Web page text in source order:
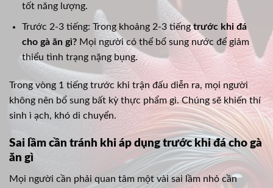
tốt năng lượng.
Trước 2-3 tiếng: Trong khoảng 2-3 tiếngtrước khi đá
cho gà ăn gì?Mọi người có thể bổ sung nước để giảm
thiểu tình trạng nặng bụng.
Trong vòng 1 tiếng trước khi trận đấu diễn ra, mọi người
không nên bổ sung bất kỳ thực phẩm gì. Chúng sẽ khiến thí
sinh ì ạch, khó di chuyển.
Sai lầm cần tránh khi áp dụng trước khi đá cho gà
ăn gì
Mọi người cần phải quan tâm một vài sai lầm nhỏ cần